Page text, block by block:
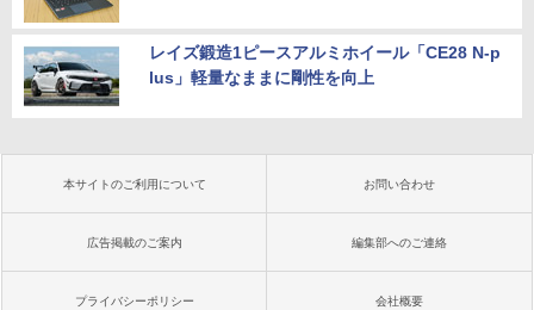
レイズ鍛造1ピースアルミホイール「CE28 N-p
lus」軽量なままに剛性を向上
本サイトのご利用について お問い合わせ
広告掲載のご案内 編集部へのご連絡
プライバシーポリシー 会社概要